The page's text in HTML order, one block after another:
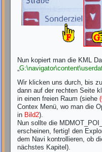
Nun kopiert man die KML
„
Wir klicken uns durch, bis
dann auf der rechten Seite
in einen freien Raum (siehe
Contex Menü, wo man die
in Bild2).
Nun sollte die
erscheinen, fertig! den
dem Navi kontrollieren, ob
nächstes Kapitel).